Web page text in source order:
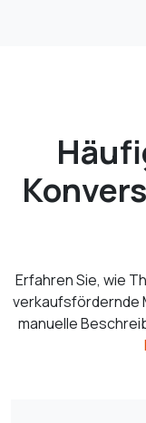
Erfahren Sie, wie
verkaufsfördernde
manuelle